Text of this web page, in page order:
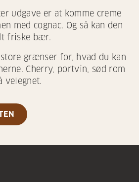
udgave er at komme creme
med cognac. Og så kan den
friske bær.
grænser for, hvad du kan
Cherry, portvin, sød rom
velegnet.